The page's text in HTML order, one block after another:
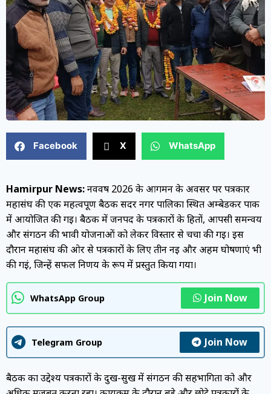
Facebook X WhatsApp
Hamirpur News:नववर्ष 2026 के आगमन के अवसर पर पत्रकार
महासंघ की एक महत्वपूर्ण बैठक सदर नगर पालिका स्थित अम्बेडकर पार्क
में आयोजित की गई। बैठक में जनपद के पत्रकारों के हितों, आपसी समन्वय
और संगठन की भावी योजनाओं को लेकर विस्तार से चर्चा की गई। इस
दौरान महासंघ की ओर से पत्रकारों के लिए तीन नई और अहम घोषणाएं भी
की गईं, जिन्हें सफल निर्णय के रूप में प्रस्तुत किया गया।
WhatsApp Group Join Now
Telegram Group Join Now
बैठक का उद्देश्य पत्रकारों के दुख-सुख में संगठन की सहभागिता को और